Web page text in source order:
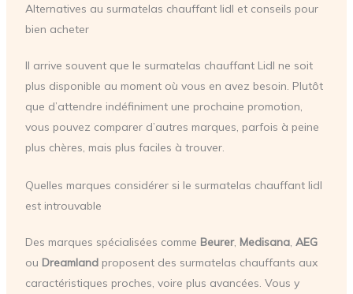
Alternatives au surmatelas chauffant lidl et conseils pour
bien acheter
Il arrive souvent que le surmatelas chauffant Lidl ne soit
plus disponible au moment où vous en avez besoin. Plutôt
que d’attendre indéfiniment une prochaine promotion,
vous pouvez comparer d’autres marques, parfois à peine
plus chères, mais plus faciles à trouver.
Quelles marques considérer si le surmatelas chauffant lidl
est introuvable
Des marques spécialisées comme Beurer, Medisana, AEG
ou Dreamlandproposent des surmatelas chauffants aux
caractéristiques proches, voire plus avancées. Vous y